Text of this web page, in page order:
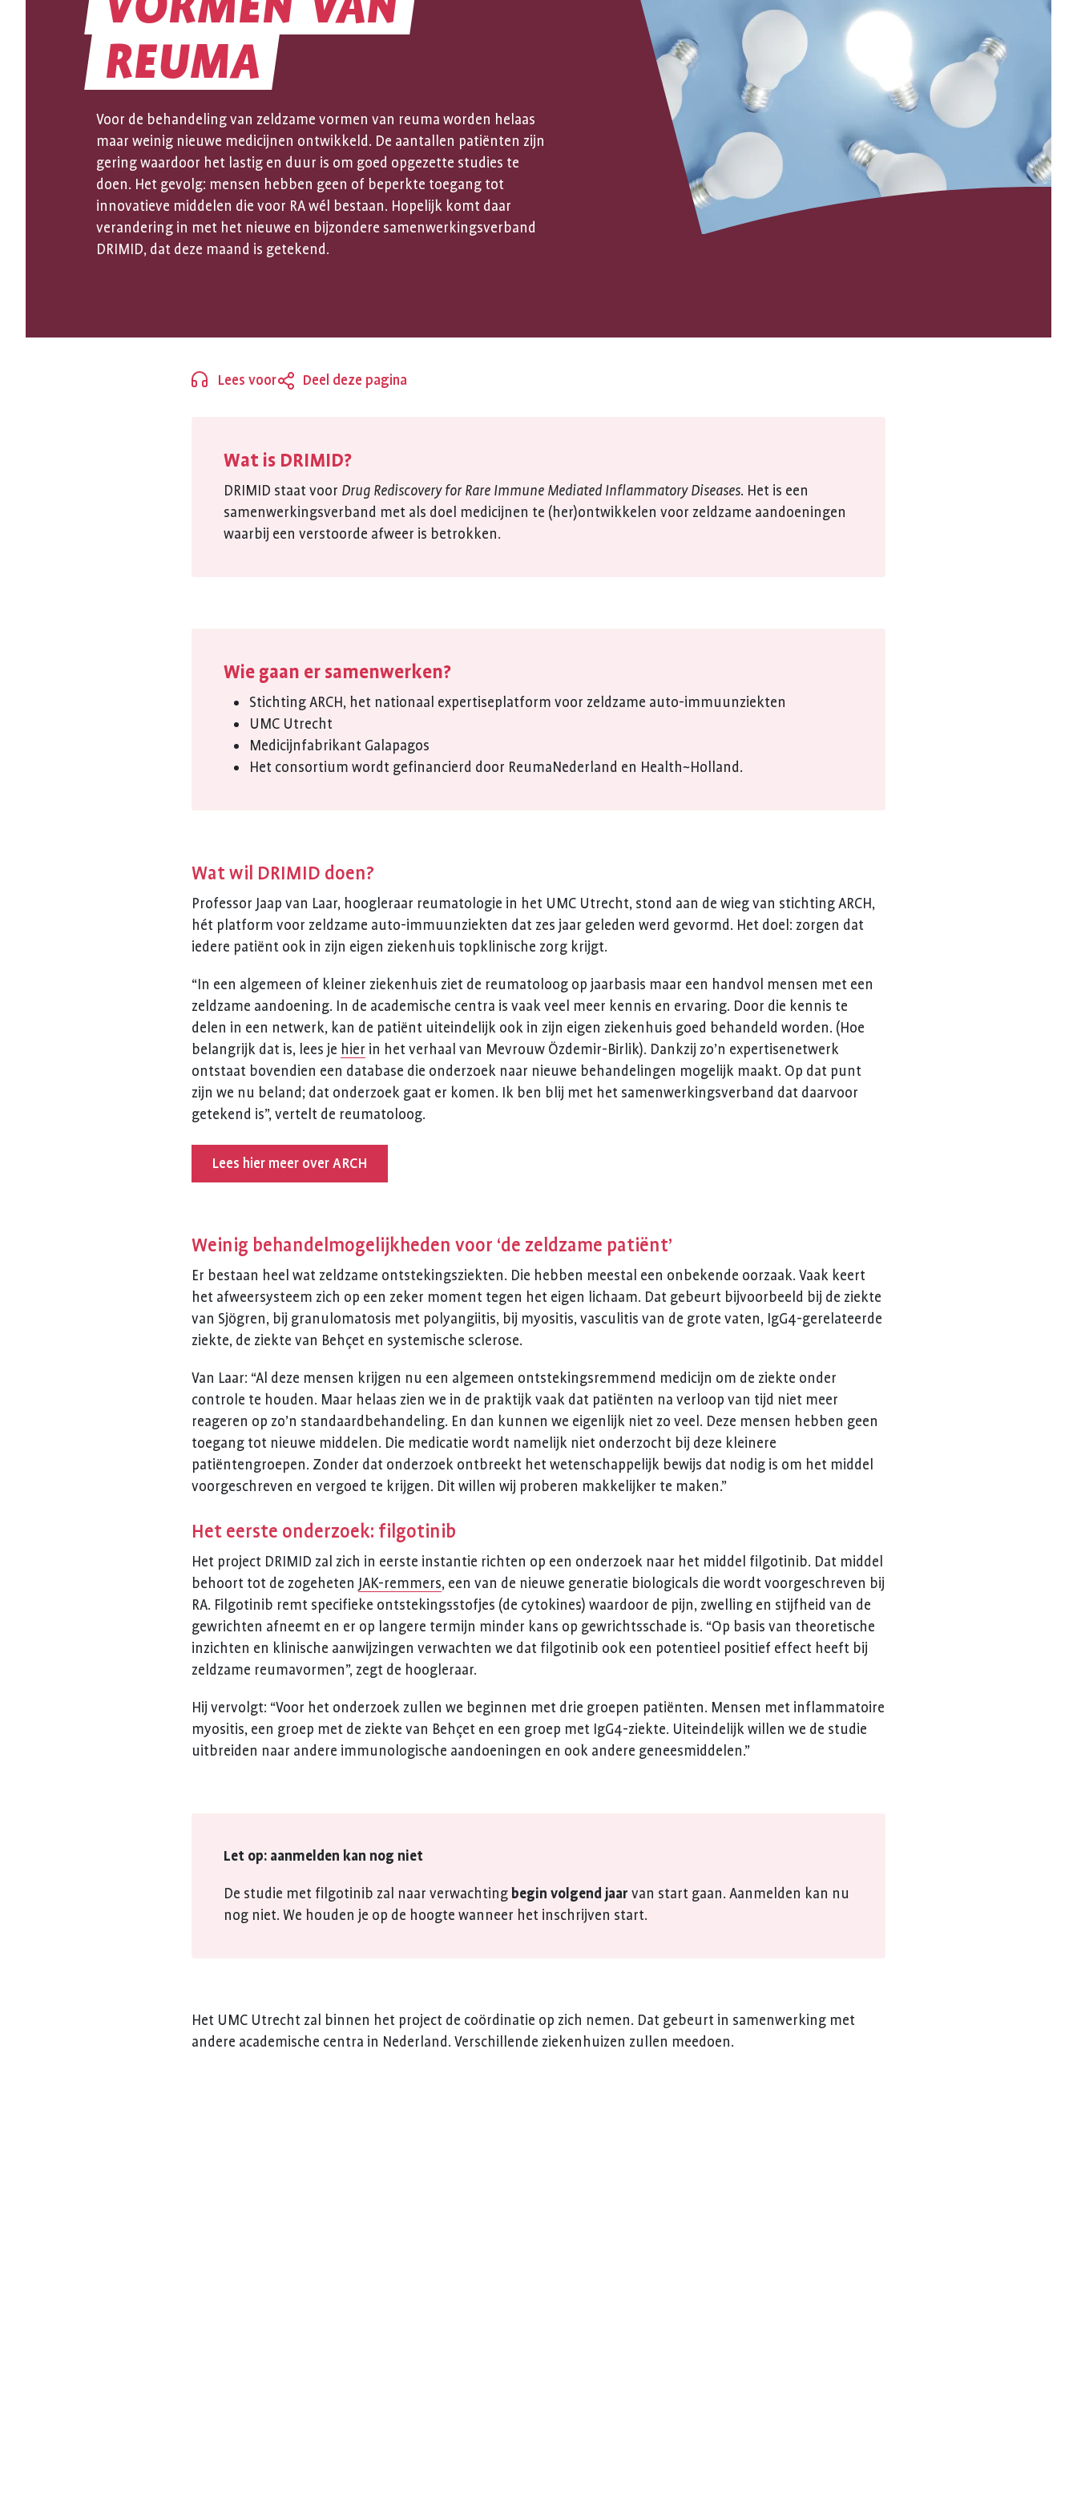
HANDEN
INEEN
VOOR
ZELDZAME
VAN
REUMA
REUMA
Voor de behandeling van zeldzame vormen van reuma worden helaas
maar weinig nieuwe medicijnen ontwikkeld. De aantallen patiënten zijn
gering waardoor het lastig en duur is om goed opgezette studies te
doen. Het gevolg: mensen hebben geen of beperkte toegang tot
innovatieve middelen die voor RA wél bestaan. Hopelijk komt daar
verandering in met het nieuwe en bijzondere samenwerkingsverband
DRIMID, dat deze maand is getekend.
Lees voor Deel deze pagina
Sluiten
Wat is DRIMID?
DRIMID staat voor Drug Rediscovery for Rare Immune Mediated Inflammatory Diseases. Het is een
samenwerkingsverband met als doel medicijnen te (her)ontwikkelen voor zeldzame aandoeningen
waarbij een verstoorde afweer is betrokken.
Wie gaan er samenwerken?
Stichting ARCH, het nationaal expertiseplatform voor zeldzame auto-immuunziekten
UMC Utrecht
Medicijnfabrikant Galapagos
Het consortium wordt gefinancierd door ReumaNederland en Health~Holland.
Wat wil DRIMID doen?
Professor Jaap van Laar, hoogleraar reumatologie in het UMC Utrecht, stond aan de wieg van stichting ARCH,
hét platform voor zeldzame auto-immuunziekten dat zes jaar geleden werd gevormd. Het doel: zorgen dat
iedere patiënt ook in zijn eigen ziekenhuis topklinische zorg krijgt.
“In een algemeen of kleiner ziekenhuis ziet de reumatoloog op jaarbasis maar een handvol mensen met een
zeldzame aandoening. In de academische centra is vaak veel meer kennis en ervaring. Door die kennis te
delen in een netwerk, kan de patiënt uiteindelijk ook in zijn eigen ziekenhuis goed behandeld worden. (Hoe
belangrijk dat is, lees je hier in het verhaal van Mevrouw Özdemir-Birlik). Dankzij zo’n expertisenetwerk
ontstaat bovendien een database die onderzoek naar nieuwe behandelingen mogelijk maakt. Op dat punt
zijn we nu beland; dat onderzoek gaat er komen. Ik ben blij met het samenwerkingsverband dat daarvoor
getekend is”, vertelt de reumatoloog.
Lees hier meer over ARCH
Weinig behandelmogelijkheden voor ‘de zeldzame patiënt’
Er bestaan heel wat zeldzame ontstekingsziekten. Die hebben meestal een onbekende oorzaak. Vaak keert
het afweersysteem zich op een zeker moment tegen het eigen lichaam. Dat gebeurt bijvoorbeeld bij de ziekte
van Sjögren, bij granulomatosis met polyangiitis, bij myositis, vasculitis van de grote vaten, IgG4-gerelateerde
ziekte, de ziekte van Behçet en systemische sclerose.
Van Laar: “Al deze mensen krijgen nu een algemeen ontstekingsremmend medicijn om de ziekte onder
controle te houden. Maar helaas zien we in de praktijk vaak dat patiënten na verloop van tijd niet meer
reageren op zo’n standaardbehandeling. En dan kunnen we eigenlijk niet zo veel. Deze mensen hebben geen
toegang tot nieuwe middelen. Die medicatie wordt namelijk niet onderzocht bij deze kleinere
patiëntengroepen. Zonder dat onderzoek ontbreekt het wetenschappelijk bewijs dat nodig is om het middel
voorgeschreven en vergoed te krijgen. Dit willen wij proberen makkelijker te maken.”
Het eerste onderzoek: filgotinib
Het project DRIMID zal zich in eerste instantie richten op een onderzoek naar het middel filgotinib. Dat middel
behoort tot de zogeheten JAK-remmers, een van de nieuwe generatie biologicals die wordt voorgeschreven bij
RA. Filgotinib remt specifieke ontstekingsstofjes (de cytokines) waardoor de pijn, zwelling en stijfheid van de
gewrichten afneemt en er op langere termijn minder kans op gewrichtsschade is. “Op basis van theoretische
inzichten en klinische aanwijzingen verwachten we dat filgotinib ook een potentieel positief effect heeft bij
zeldzame reumavormen”, zegt de hoogleraar.
Hij vervolgt: “Voor het onderzoek zullen we beginnen met drie groepen patiënten. Mensen met inflammatoire
myositis, een groep met de ziekte van Behçet en een groep met IgG4-ziekte. Uiteindelijk willen we de studie
uitbreiden naar andere immunologische aandoeningen en ook andere geneesmiddelen.”
Let op: aanmelden kan nog niet
De studie met filgotinib zal naar verwachting begin volgend jaar van start gaan. Aanmelden kan nu
nog niet. We houden je op de hoogte wanneer het inschrijven start.
Het UMC Utrecht zal binnen het project de coördinatie op zich nemen. Dat gebeurt in samenwerking met
andere academische centra in Nederland. Verschillende ziekenhuizen zullen meedoen.